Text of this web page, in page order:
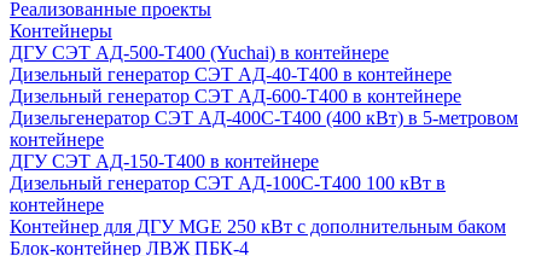
Реализованные проекты
Контейнеры
ДГУ СЭТ АД-500-Т400 (Yuchai) в контейнере
Дизельный генератор СЭТ АД-40-Т400 в контейнере
Дизельный генератор СЭТ АД-600-Т400 в контейнере
Дизельгенератор СЭТ АД-400С-Т400 (400 кВт) в 5-метровом
контейнере
ДГУ СЭТ АД-150-Т400 в контейнере
Дизельный генератор СЭТ АД-100С-Т400 100 кВт в
контейнере
Контейнер для ДГУ MGE 250 кВт с дополнительным баком
Блок-контейнер ЛВЖ ПБК-4